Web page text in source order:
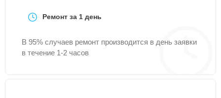
Ремонт за 1 день
В 95% случаев ремонт производится в день заявки
в течение 1-2 часов